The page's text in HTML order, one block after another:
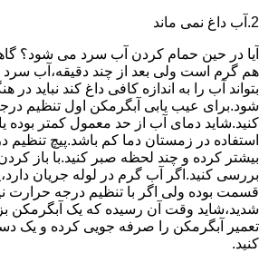
2.آب داغ نمی ماند
آیا در حین حمام کردن آب سرد می شود؟
هم گرم است ولی بعد از چند دقیقه،آب
بتواند آب را به اندازه کافی داغ کند نباید
شود.برای عیب یابی آبگرمکن اول تنظیم
کنید.شاید دمای آب از حد معمول کمتر بوده
استفاده در زمستان دما کم باشد.پیچ
بیشتر کرده و چند لحظه صبر کنید.با باز
بررسی کنید.اگر آب گرم در لوله جریان
قسمت بوده ولی اگر با تنظیم درجه حرارت
شدید،شاید وقت آن رسیده که یک آبگرمکن
تعمیر آبگرمکن را صرفه جویی کرده و یک
کنید.